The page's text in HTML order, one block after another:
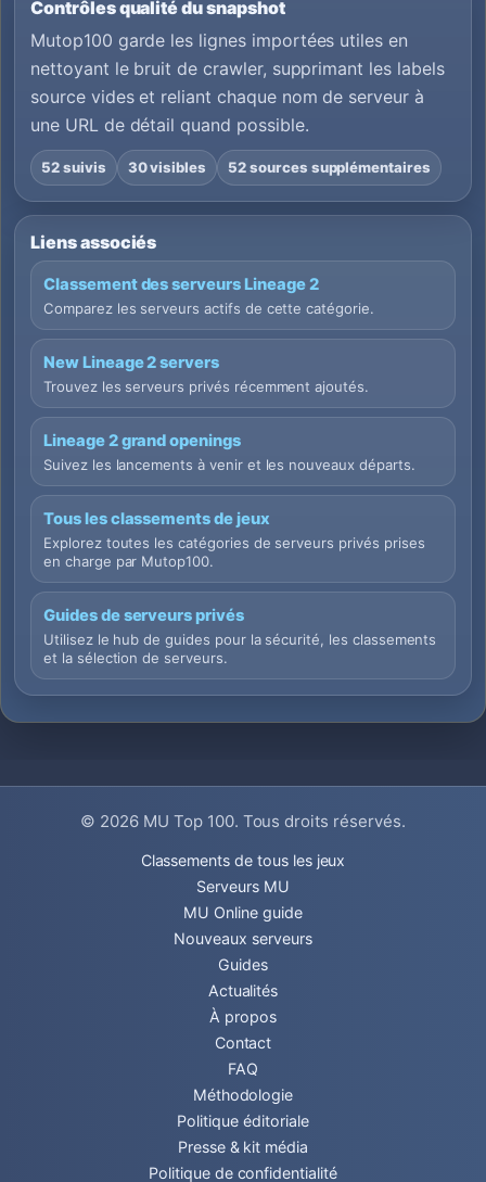
Contrôles qualité du snapshot
Mutop100 garde les lignes importées utiles en
nettoyant le bruit de crawler, supprimant les labels
source vides et reliant chaque nom de serveur à
une URL de détail quand possible.
52 suivis 30 visibles 52 sources supplémentaires
Liens associés
Classement des serveurs Lineage 2
Comparez les serveurs actifs de cette catégorie.
New Lineage 2 servers
Trouvez les serveurs privés récemment ajoutés.
Lineage 2 grand openings
Suivez les lancements à venir et les nouveaux départs.
Tous les classements de jeux
Explorez toutes les catégories de serveurs privés prises
en charge par Mutop100.
Guides de serveurs privés
Utilisez le hub de guides pour la sécurité, les classements
et la sélection de serveurs.
© 2026 MU Top 100. Tous droits réservés.
Classements de tous les jeux
Serveurs MU
MU Online guide
Nouveaux serveurs
Guides
Actualités
À propos
Contact
FAQ
Méthodologie
Politique éditoriale
Presse & kit média
Politique de confidentialité